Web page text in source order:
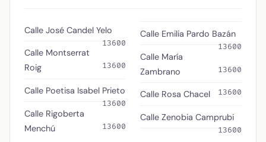
Calle José Candel Yelo
13600
Calle Montserrat
Roig
13600
Calle Poetisa Isabel Prieto
13600
Calle Rigoberta
Menchú
13600
Calle Emilia Pardo Bazán
13600
Calle María
Zambrano
13600
Calle Rosa Chacel 13600
Calle Zenobia Camprubi
13600